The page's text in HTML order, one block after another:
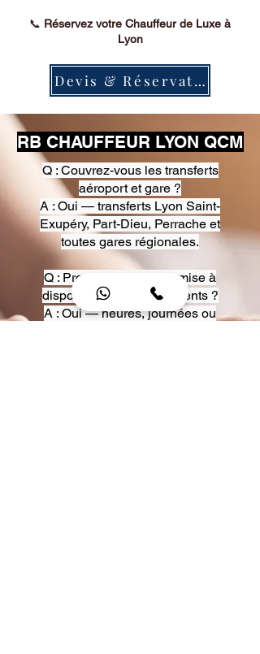
📞 Réservez votre Chauffeur de Luxe à
Lyon
Devis & Réservation
RB CHAUFFEUR LYON QCM
Q : Couvrez-vous les transferts
aéroport et gare ?
A : Oui — transferts Lyon Saint-
Exupéry, Part-Dieu, Perrache et
toutes gares régionales.
Q : Proposez-vous une mise à
disposition pour événements ?
A : Oui — heures, journées ou